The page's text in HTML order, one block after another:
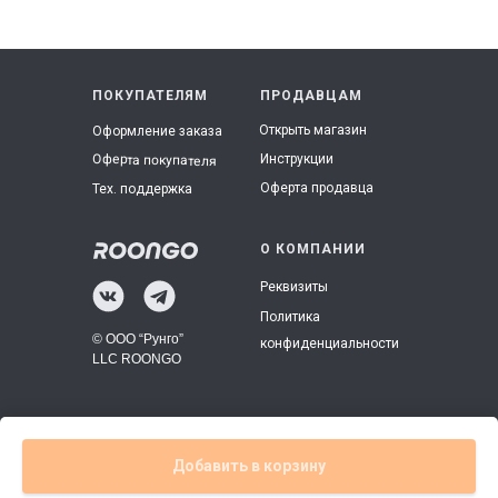
Добавить в корзину
ПРОДАВЦАМ
Оферта продавца
Инструкции
Открыть магазин
ПОКУПАТЕЛЯМ
Тех. поддержка
Оферта покупателя
Оформление заказа
О КОМПАНИИ
Политика
конфиденциальности
Реквизиты
© ООО “Рунго”
LLC ROONGO
Made on Tilda